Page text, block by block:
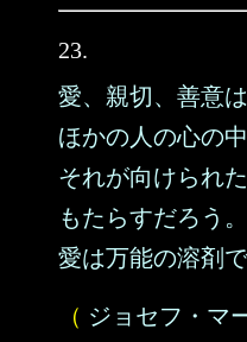
23.
愛、親切、善意は
ほかの人の心の
それが向けられ
もたらすだろう。
愛は万能の溶剤で
（ ジョセフ・マ